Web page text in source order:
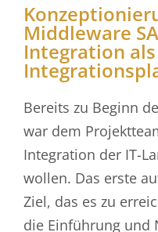
Middleware
Integration als
Bereits zu Beginn
war dem
Integration der IT-
wollen. Das erste
Ziel, das es zu
die Einführung und